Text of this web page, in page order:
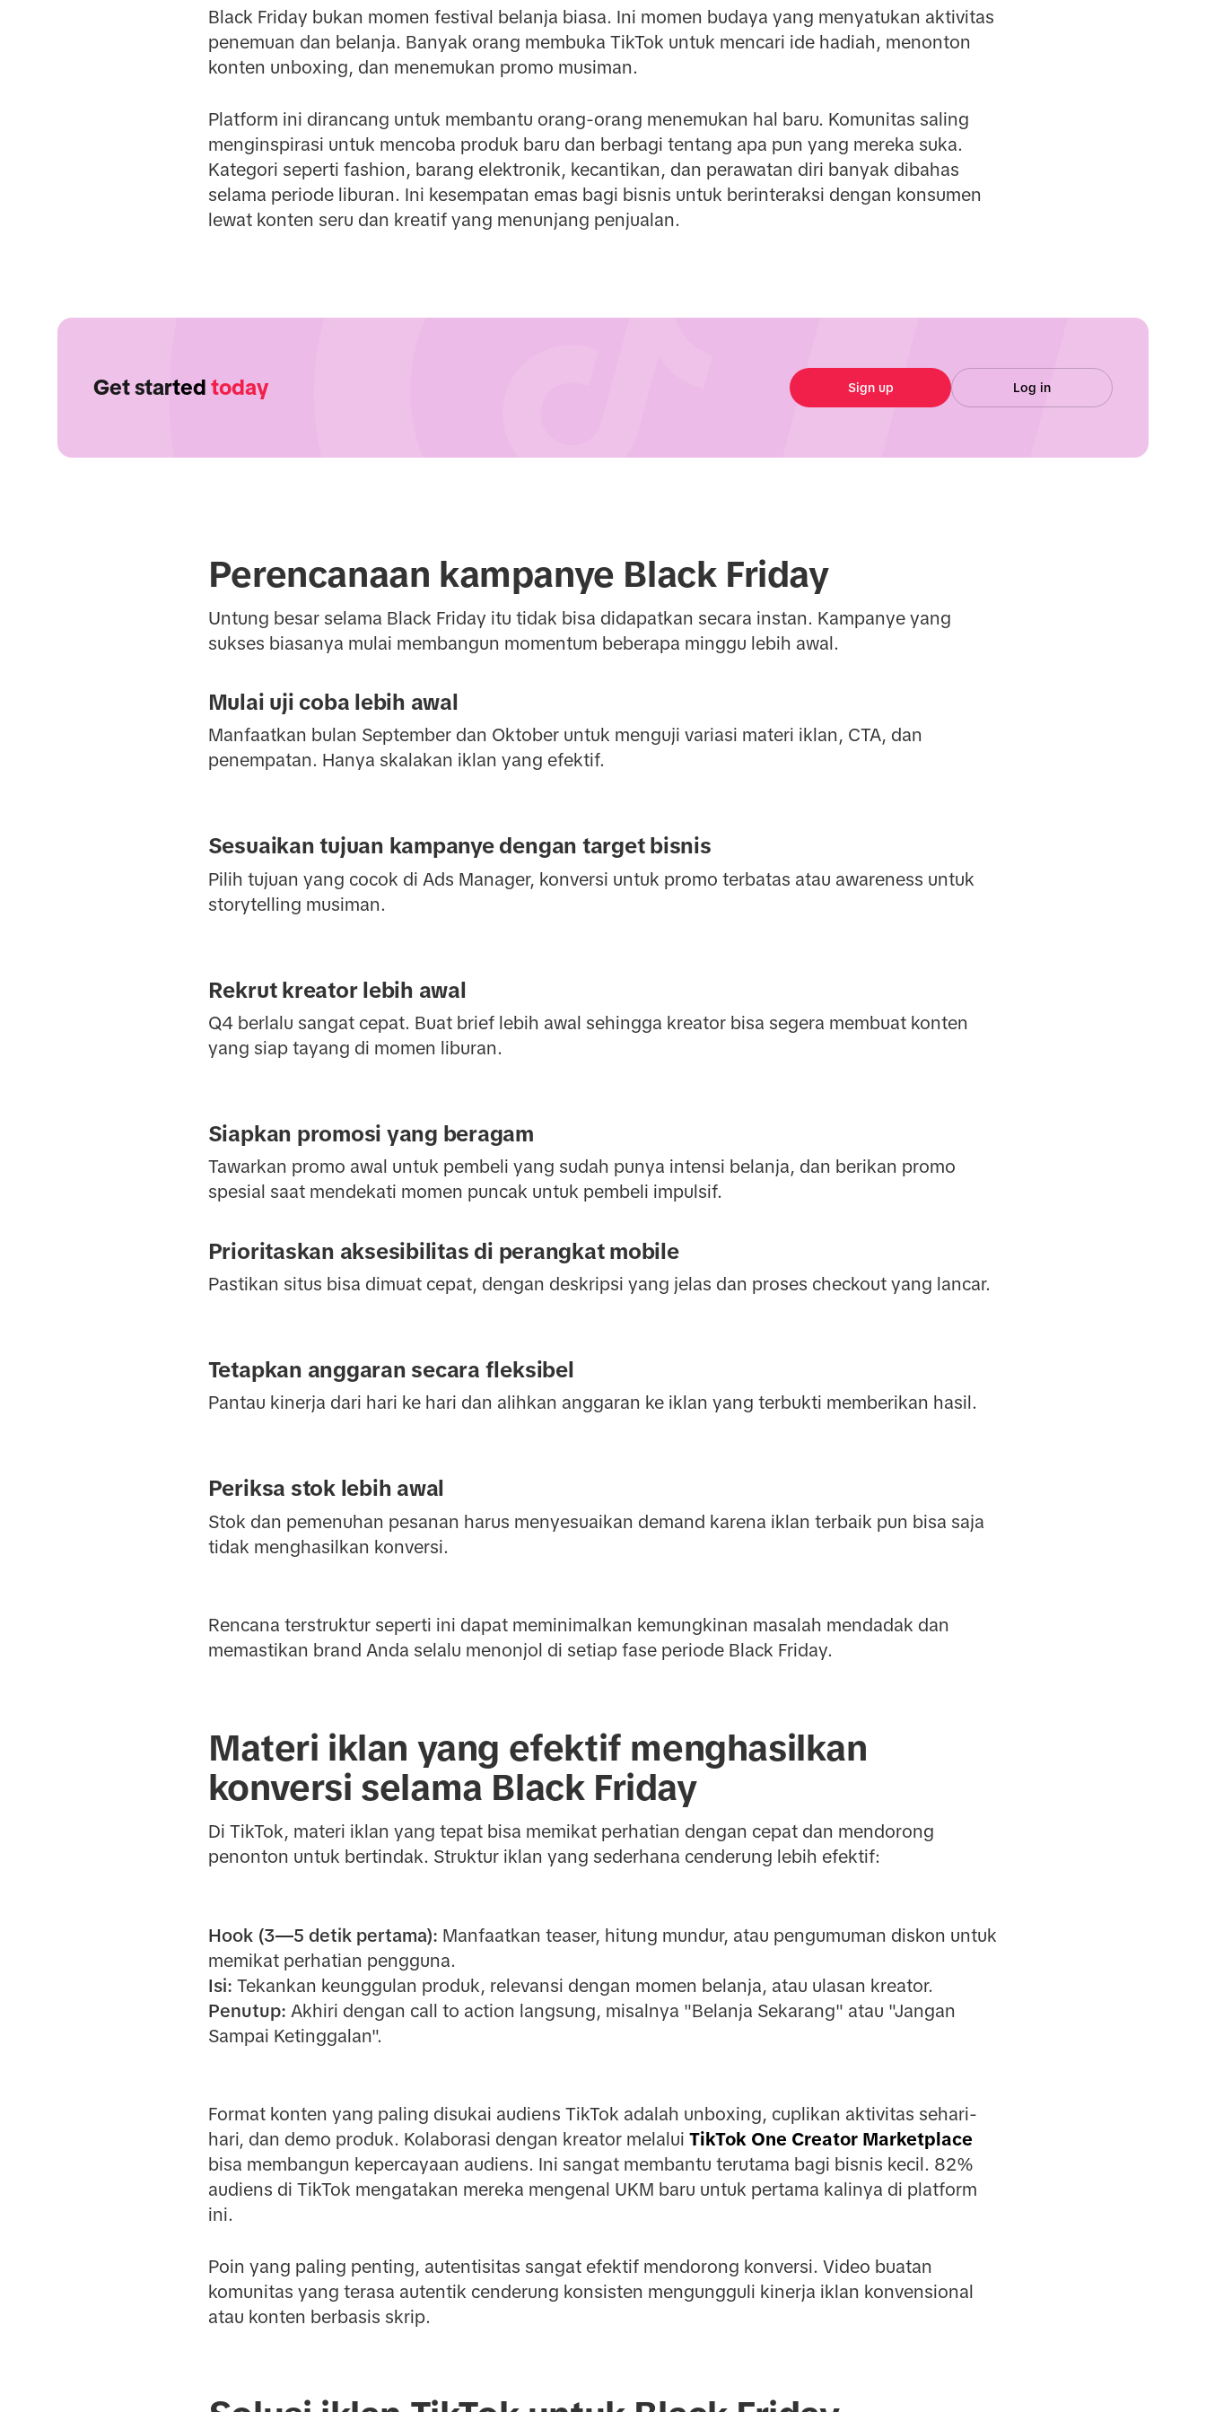
Black Friday bukan momen festival belanja biasa. Ini momen budaya yang menyatukan aktivitas
penemuan dan belanja. Banyak orang membuka TikTok untuk mencari ide hadiah, menonton
konten unboxing, dan menemukan promo musiman.
Platform ini dirancang untuk membantu orang-orang menemukan hal baru. Komunitas saling
menginspirasi untuk mencoba produk baru dan berbagi tentang apa pun yang mereka suka.
Kategori seperti fashion, barang elektronik, kecantikan, dan perawatan diri banyak dibahas
selama periode liburan. Ini kesempatan emas bagi bisnis untuk berinteraksi dengan konsumen
lewat konten seru dan kreatif yang menunjang penjualan.
Get started today Sign up Log in
Perencanaan kampanye Black Friday
Untung besar selama Black Friday itu tidak bisa didapatkan secara instan. Kampanye yang
sukses biasanya mulai membangun momentum beberapa minggu lebih awal.
Mulai uji coba lebih awal
Manfaatkan bulan September dan Oktober untuk menguji variasi materi iklan, CTA, dan
penempatan. Hanya skalakan iklan yang efektif.
Sesuaikan tujuan kampanye dengan target bisnis
Pilih tujuan yang cocok di Ads Manager, konversi untuk promo terbatas atau awareness untuk
storytelling musiman.
Rekrut kreator lebih awal
Q4 berlalu sangat cepat. Buat brief lebih awal sehingga kreator bisa segera membuat konten
yang siap tayang di momen liburan.
Siapkan promosi yang beragam
Tawarkan promo awal untuk pembeli yang sudah punya intensi belanja, dan berikan promo
spesial saat mendekati momen puncak untuk pembeli impulsif.
Prioritaskan aksesibilitas di perangkat mobile
Pastikan situs bisa dimuat cepat, dengan deskripsi yang jelas dan proses checkout yang lancar.
Tetapkan anggaran secara fleksibel
Pantau kinerja dari hari ke hari dan alihkan anggaran ke iklan yang terbukti memberikan hasil.
Periksa stok lebih awal
Stok dan pemenuhan pesanan harus menyesuaikan demand karena iklan terbaik pun bisa saja
tidak menghasilkan konversi.
Rencana terstruktur seperti ini dapat meminimalkan kemungkinan masalah mendadak dan
memastikan brand Anda selalu menonjol di setiap fase periode Black Friday.
Materi iklan yang efektif menghasilkan
konversi selama Black Friday
Di TikTok, materi iklan yang tepat bisa memikat perhatian dengan cepat dan mendorong
penonton untuk bertindak. Struktur iklan yang sederhana cenderung lebih efektif:
Hook (3—5 detik pertama): Manfaatkan teaser, hitung mundur, atau pengumuman diskon untuk
memikat perhatian pengguna.
Isi: Tekankan keunggulan produk, relevansi dengan momen belanja, atau ulasan kreator.
Penutup: Akhiri dengan call to action langsung, misalnya "Belanja Sekarang" atau "Jangan
Sampai Ketinggalan".
Format konten yang paling disukai audiens TikTok adalah unboxing, cuplikan aktivitas sehari-
hari, dan demo produk. Kolaborasi dengan kreator melalui TikTok One Creator Marketplace
bisa membangun kepercayaan audiens. Ini sangat membantu terutama bagi bisnis kecil. 82%
audiens di TikTok mengatakan mereka mengenal UKM baru untuk pertama kalinya di platform
ini.
Poin yang paling penting, autentisitas sangat efektif mendorong konversi. Video buatan
komunitas yang terasa autentik cenderung konsisten mengungguli kinerja iklan konvensional
atau konten berbasis skrip.